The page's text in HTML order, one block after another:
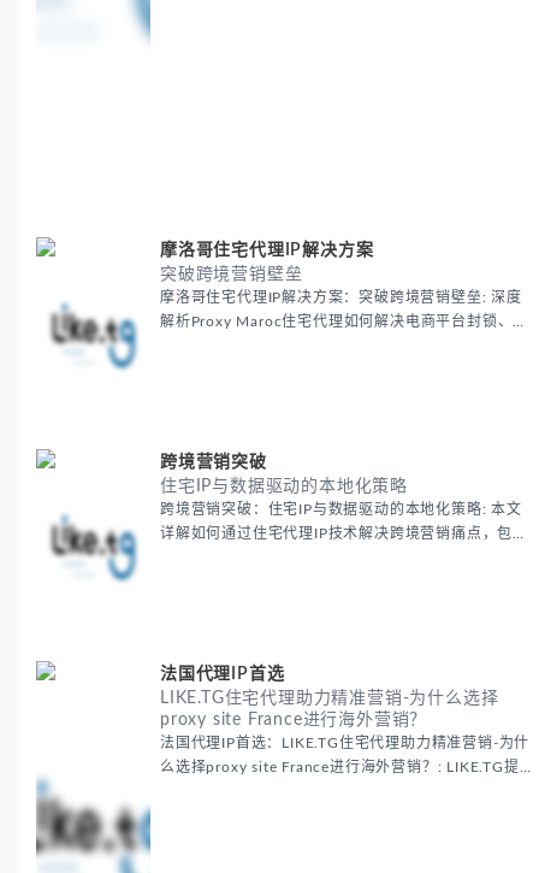
摩洛哥住宅代理IP解决方案
突破跨境营销壁垒
摩洛哥住宅代理IP解决方案：突破跨境营销壁垒: 深度
解析Proxy Maroc住宅代理如何解决电商平台封锁、社
跨境营销突破
住宅IP与数据驱动的本地化策略
跨境营销突破：住宅IP与数据驱动的本地化策略: 本文
详解如何通过住宅代理IP技术解决跨境营销痛点，包括
法国代理IP首选
LIKE.TG住宅代理助力精准营销-为什么选择
proxy site France进行海外营销？
法国代理IP首选：LIKE.TG住宅代理助力精准营销-为什
么选择proxy site France进行海外营销？: LIKE.TG提